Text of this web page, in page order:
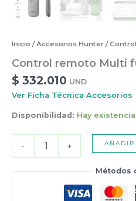
Inicio /Accesorios Hunter /
Control remoto Multi
$ 332.010 UND
Ver Ficha Técnica Accesorios
Disponibilidad: Hay
-
función
+ AÑADIR
Métodos